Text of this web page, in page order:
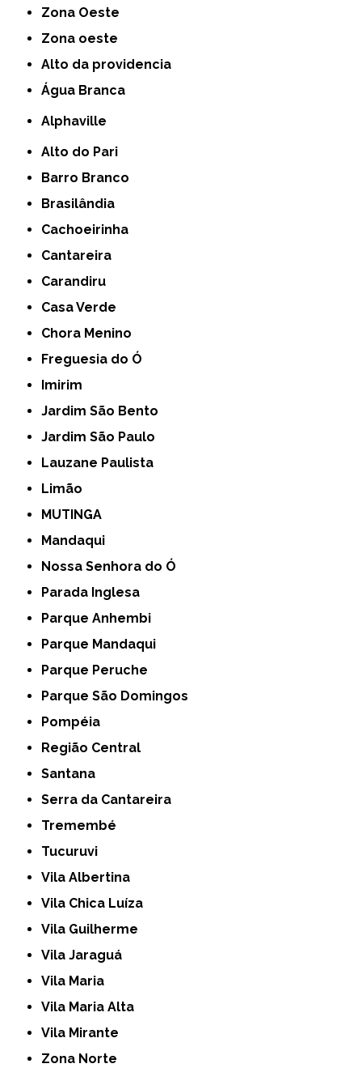
Zona Oeste
Zona oeste
alto da providencia
Água Branca
Alphaville
Alto do Pari
Barro Branco
Brasilândia
Cachoeirinha
Cantareira
Carandiru
Casa Verde
Chora Menino
Freguesia do Ó
Imirim
Jardim São Bento
Jardim São Paulo
Lauzane Paulista
Limão
MUTINGA
Mandaqui
Nossa Senhora do Ó
Parada Inglesa
Parque Anhembi
Parque Mandaqui
Parque Peruche
Parque São Domingos
Pompéia
Região Central
Santana
Serra da Cantareira
Tremembé
Tucuruvi
Vila Albertina
Vila Chica Luíza
Vila Guilherme
Vila Jaraguá
Vila Maria
Vila Maria Alta
Vila Mirante
Zona Norte